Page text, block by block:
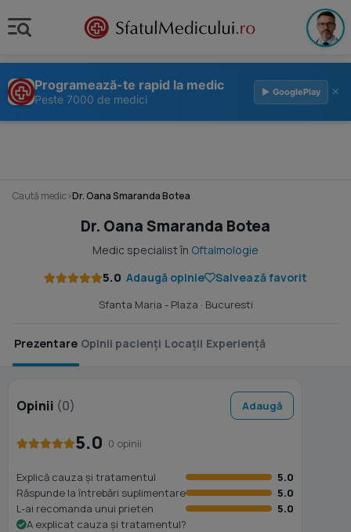
Programează-te rapid la medic
Peste 7000 de medici
▶ GooglePlay ×
Caută medic›Dr. Oana Smaranda Botea
Dr. Oana Smaranda Botea
Medic specialist în Oftalmologie
5.0 Adaugă opinie Salvează favorit
Sfanta Maria - Plaza · Bucuresti
Prezentare Opinii pacienți Locații Experiență
Opinii (0) Adaugă
5.0· 0 opinii
Explică cauza și tratamentul
5.0
Răspunde la întrebări suplimentare
5.0
L-ai recomanda unui prieten
5.0
A explicat cauza și tratamentul?